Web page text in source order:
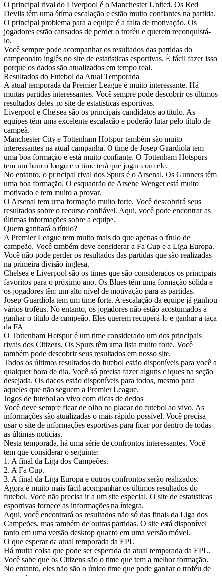
O principal rival do Liverpool é o Manchester United. Os Red
Devils têm uma ótima escalação e estão muito confiantes na partida.
O principal problema para a equipe é a falta de motivação. Os
jogadores estão cansados de perder o troféu e querem reconquistá-
lo.
Você sempre pode acompanhar os resultados das partidas do
campeonato inglês no site de estatísticas esportivas. É fácil fazer isso
porque os dados são atualizados em tempo real.
Resultados do Futebol da Atual Temporada
A atual temporada da Premier League é muito interessante. Há
muitas partidas interessantes. Você sempre pode descobrir os últimos
resultados deles no site de estatísticas esportivas.
Liverpool e Chelsea são os principais candidatos ao título. As
equipes têm uma excelente escalação e poderão lutar pelo título de
campeã.
Manchester City e Tottenham Hotspur também são muito
interessantes na atual campanha. O time de Josep Guardiola tem
uma boa formação e está muito confiante. O Tottenham Hotspurs
tem um banco longo e o time terá que jogar com ele.
No entanto, o principal rival dos Spurs é o Arsenal. Os Gunners têm
uma boa formação. O esquadrão de Arsene Wenger está muito
motivado e tem muito a provar.
O Arsenal tem uma formação muito forte. Você descobrirá seus
resultados sobre o recurso confiável. Aqui, você pode encontrar as
últimas informações sobre a equipe.
Quem ganhará o título?
A Premier League tem muito mais do que apenas o título de
campeão. Você também deve considerar a Fa Cup e a Liga Europa.
Você não pode perder os resultados das partidas que são realizadas
na primeira divisão inglesa.
Chelsea e Liverpool são os times que são considerados os principais
favoritos para o próximo ano. Os Blues têm uma formação sólida e
os jogadores têm um alto nível de motivação para as partidas.
Josep Guardiola tem um time forte. A escalação da equipe já ganhou
vários troféus. No entanto, os jogadores não estão acostumados a
ganhar o título de campeão. Eles querem recuperá-lo e ganhar a taça
da FA.
O Tottenham Hotspur é um time considerado um dos principais
rivais dos Citizens. Os Spurs têm uma lista muito forte. Você
também pode descobrir seus resultados em nosso site.
Todos os últimos resultados do futebol estão disponíveis para você a
qualquer hora do dia. Você só precisa fazer alguns cliques na seção
desejada. Os dados estão disponíveis para todos, mesmo para
aqueles que não seguem a Premier League.
Jogos de futebol ao vivo com dicas de dedos
Você deve sempre ficar de olho no placar do futebol ao vivo. As
informações são atualizadas o mais rápido possível. Você precisa
usar o site de informações esportivas para ficar por dentro de todas
as últimas notícias.
Nesta temporada, há uma série de confrontos interessantes. Você
tem que considerar o seguinte:
1. A final da Liga dos Campeões.
2. A Fa Cup.
3. A final da Liga Europa e outros confrontos serão realizados.
Agora é muito mais fácil acompanhar os últimos resultados do
futebol. Você não precisa ir a um site especial. O site de estatísticas
esportivas fornece as informações na íntegra.
Aqui, você encontrará os resultados não só das finais da Liga dos
Campeões, mas também de outras partidas. O site está disponível
tanto em uma versão desktop quanto em uma versão móvel.
O que esperar da atual temporada da EPL
Há muita coisa que pode ser esperada da atual temporada da EPL.
Você sabe que os Citizens são o time que tem a melhor formação.
No entanto, eles não são o único time que pode ganhar o troféu de